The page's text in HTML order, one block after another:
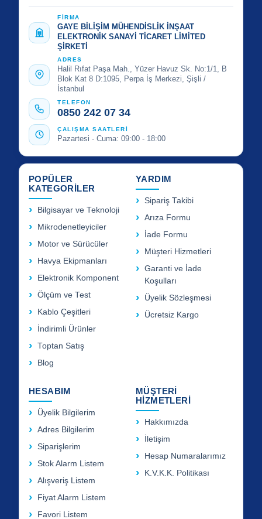
FİRMA
GAYE BİLİŞİM MÜHENDİSLİK İNŞAAT
ELEKTRONİK SANAYİ TİCARET LİMİTED
ŞİRKETİ
ADRES
Halil Rıfat Paşa Mah., Yüzer Havuz Sk. No:1/1, B
Blok Kat 8 D:1095, Perpa İş Merkezi, Şişli /
İstanbul
TELEFON
0850 242 07 34
ÇALIŞMA SAATLERİ
Pazartesi - Cuma: 09:00 - 18:00
POPÜLER
KATEGORİLER
Bilgisayar ve Teknoloji
Mikrodenetleyiciler
Motor ve Sürücüler
Havya Ekipmanları
Elektronik Komponent
Ölçüm ve Test
Kablo Çeşitleri
İndirimli Ürünler
Toptan Satış
Blog
YARDIM
Sipariş Takibi
Arıza Formu
İade Formu
Müşteri Hizmetleri
Garanti ve İade
Koşulları
Üyelik Sözleşmesi
Ücretsiz Kargo
HESABIM
Üyelik Bilgilerim
Adres Bilgilerim
Siparişlerim
Stok Alarm Listem
Alışveriş Listem
Fiyat Alarm Listem
Favori Listem
MÜŞTERİ
HİZMETLERİ
Hakkımızda
İletişim
Hesap Numaralarımız
K.V.K.K. Politikası